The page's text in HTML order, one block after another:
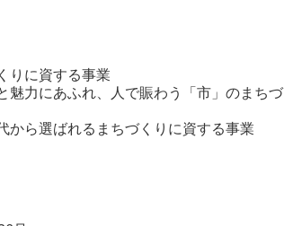
りに資する事業
魅力にあふれ、人で賑わう「市」のまちづ
から選ばれるまちづくりに資する事業